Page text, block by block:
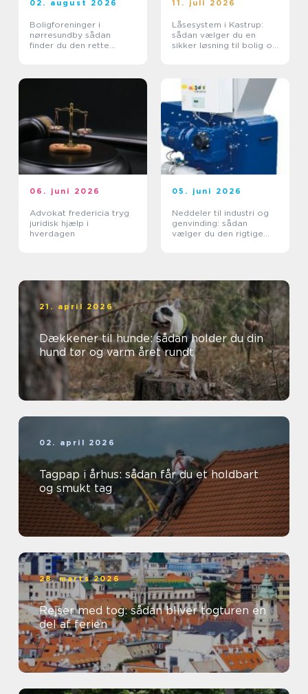
02. august 2026
Boligforeninger i
nørresundby sådan
finder du den rette
11. juli 2026
Låsesystem i Kastrup:
sådan vælger du en
sikker løsning til bolig og
06. juni 2026
Advokat fredericia tryg
juridisk hjælp i
hverdagen
05. juni 2026
Neddeler til industri og
genvinding: sådan
vælger du den rigtige
21. april 2026
Dækkener til hunde: sådan holder du din
hund tør og varm året rundt
02. april 2026
Tagpap i århus: sådan får du et holdbart
og smukt tag
28. marts 2026
Rejser med tog: sådan bliver togturen en
del af ferien